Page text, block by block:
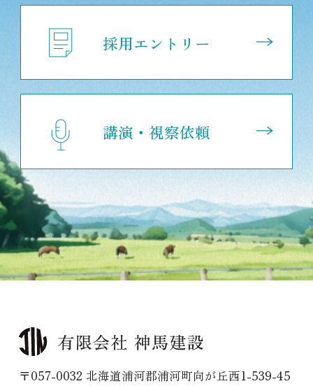
採用エントリー
講演・視察依頼
〒057-0032 北海道浦河郡浦河町向が丘西1-539-45